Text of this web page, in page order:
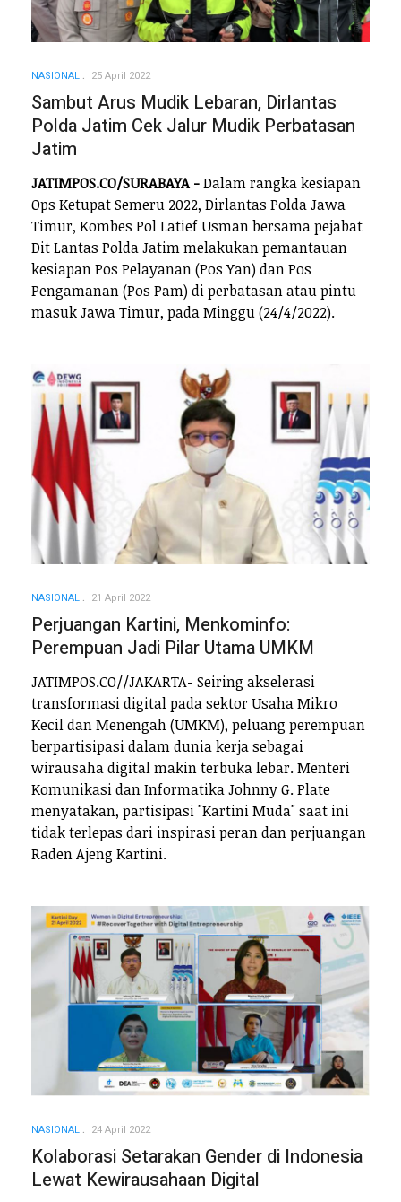
NASIONAL 25 April 2022
Sambut Arus Mudik Lebaran, Dirlantas
Polda Jatim Cek Jalur Mudik Perbatasan
Jatim
JATIMPOS.CO/SURABAYA -Dalam rangka kesiapan
Ops Ketupat Semeru 2022, Dirlantas Polda Jawa
Timur, Kombes Pol Latief Usman bersama pejabat
Dit Lantas Polda Jatim melakukan pemantauan
kesiapan Pos Pelayanan (Pos Yan) dan Pos
Pengamanan (Pos Pam) di perbatasan atau pintu
masuk Jawa Timur, pada Minggu (24/4/2022).
NASIONAL 21 April 2022
Perjuangan Kartini, Menkominfo:
Perempuan Jadi Pilar Utama UMKM
JATIMPOS.CO//JAKARTA- Seiring akselerasi
transformasi digital pada sektor Usaha Mikro
Kecil dan Menengah (UMKM), peluang perempuan
berpartisipasi dalam dunia kerja sebagai
wirausaha digital makin terbuka lebar. Menteri
Komunikasi dan Informatika Johnny G. Plate
menyatakan, partisipasi "Kartini Muda" saat ini
tidak terlepas dari inspirasi peran dan perjuangan
Raden Ajeng Kartini.
NASIONAL 24 April 2022
Kolaborasi Setarakan Gender di Indonesia
Lewat Kewirausahaan Digital